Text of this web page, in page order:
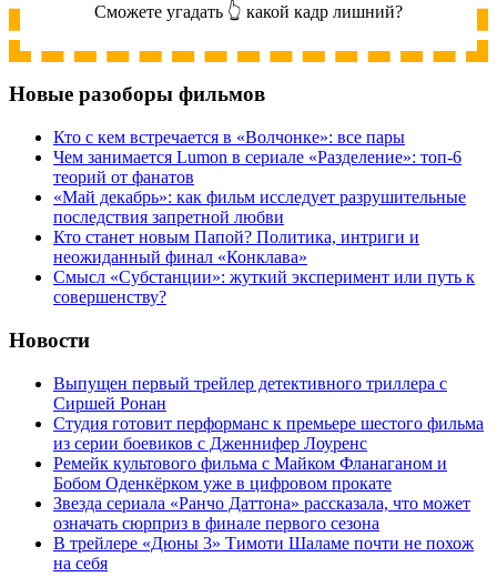
Сможете угадать 👆 какой кадр лишний?
Новые разоборы фильмов
Кто с кем встречается в «Волчонке»: все пары
Чем занимается Lumon в сериале «Разделение»: топ-6
теорий от фанатов
«Май декабрь»: как фильм исследует разрушительные
последствия запретной любви
Кто станет новым Папой? Политика, интриги и
неожиданный финал «Конклава»
Cмысл «Субстанции»: жуткий эксперимент или путь к
совершенству?
Новости
Выпущен первый трейлер детективного триллера с
Сиршей Ронан
Студия готовит перформанс к премьере шестого фильма
из серии боевиков с Дженнифер Лоуренс
Ремейк культового фильма с Майком Фланаганом и
Бобом Оденкёрком уже в цифровом прокате
Звезда сериала «Ранчо Даттона» рассказала, что может
означать сюрприз в финале первого сезона
В трейлере «Дюны 3» Тимоти Шаламе почти не похож
на себя